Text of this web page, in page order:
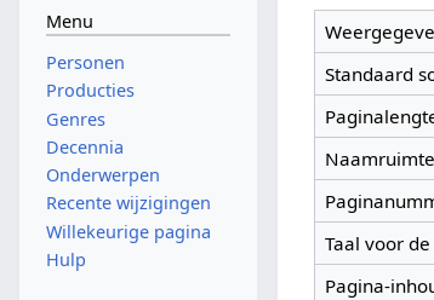
Standaard
Taal voor
Pagina-
Menu
Personen
Producties
Genres
Decennia
Onderwerpen
Recente wijzigingen
Willekeurige pagina
Hulp